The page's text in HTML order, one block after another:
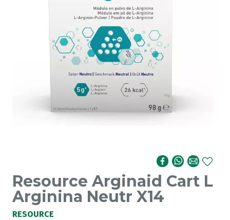
Resource Arginaid Cart L
Arginina Neutr X14
RESOURCE